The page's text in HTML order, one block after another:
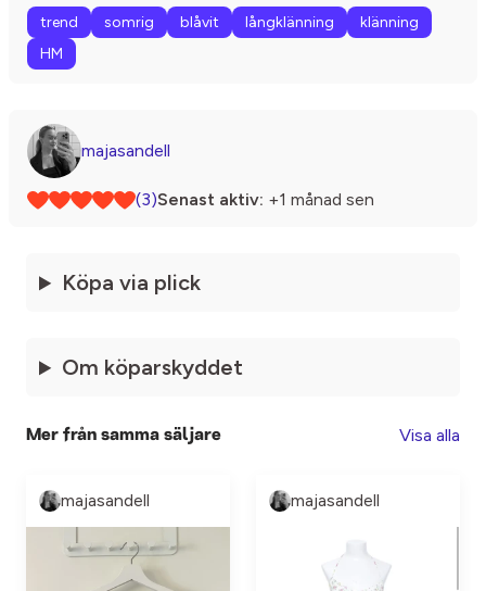
trend somrig blåvit långklänning
klänning
HM
majasandell
(3)Senast aktiv: +1 månad sen
Köpa via plick
Om köparskyddet
Mer från samma säljare Visa alla
majasandell majasandell